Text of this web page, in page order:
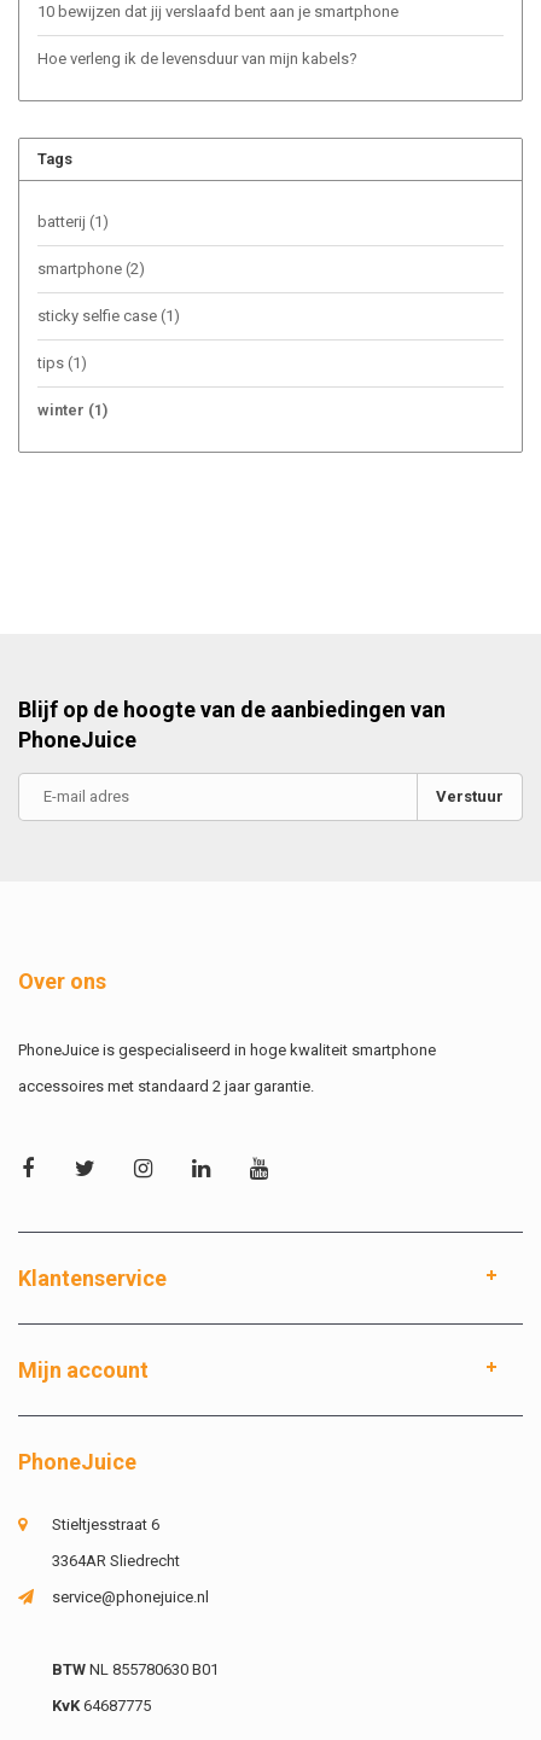
10 bewijzen dat jij verslaafd bent aan je smartphone
Hoe verleng ik de levensduur van mijn kabels?
Tags
batterij (1)
smartphone (2)
sticky selfie case (1)
tips (1)
winter (1)
Blijf op de hoogte van de aanbiedingen van
PhoneJuice
Verstuur
Over ons
PhoneJuice is gespecialiseerd in hoge kwaliteit smartphone
accessoires met standaard 2 jaar garantie.
Klantenservice
Mijn account
PhoneJuice
Stieltjesstraat 6
3364AR Sliedrecht
service@phonejuice.nl
BTW NL 855780630 B01
KvK 64687775